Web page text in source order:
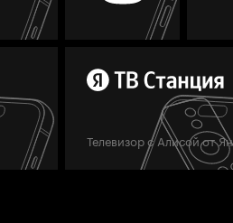
Телевизор с Алисой от